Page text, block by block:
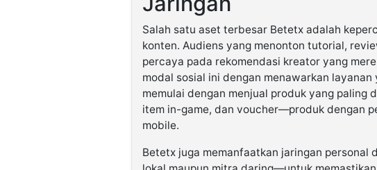
Salah satu aset terbesar Betetx adalah
konten. Audiens yang menonton tutorial,
percaya pada rekomendasi kreator yang
modal sosial ini dengan menawarkan
memulai dengan menjual produk yang paling
item in-game, dan voucher—produk dengan
mobile.
Betetx juga memanfaatkan jaringan